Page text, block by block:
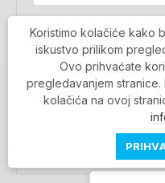
Prihvaćam da se
podataka i koriste u
newslettera
Koristimo kolačiće kako
iskustvo prilikom
Ovo prihvaćate
pregledavanjem
kolačića na ovoj